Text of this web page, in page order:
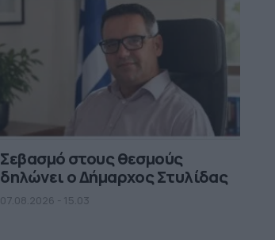
Σεβασμό στους θεσμούς
δηλώνει ο Δήμαρχος Στυλίδας
07.08.2026 - 15.03